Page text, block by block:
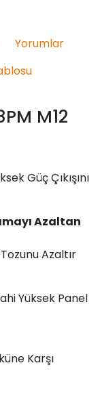
Yorumlar
M12
Güç Çıkışını
Azaltan
Azaltır
Yüksek Panel
Karşı